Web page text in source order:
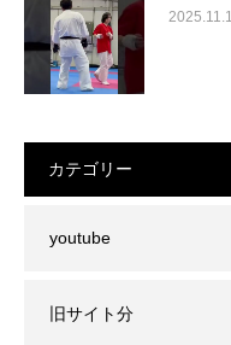
2025.11.1
カテゴリー
youtube
旧サイト分